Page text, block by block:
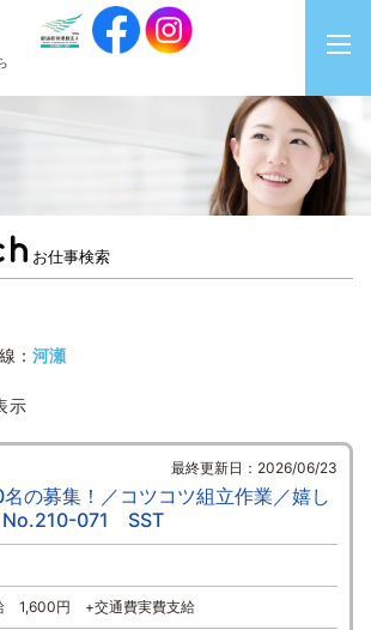
JobFeel
お仕事検索
： 河瀬
示
最終更新日：2026/06/23
の募集！／コツコツ組立作業／嬉し
071 SST
1,600円 +交通費実費支給